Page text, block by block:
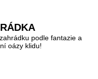
podle fantazie a
oázy klidu!